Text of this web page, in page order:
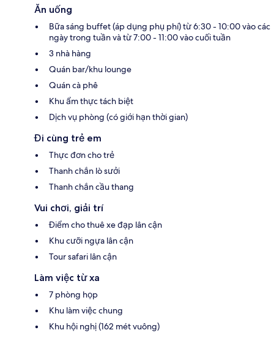
Ăn uống
Bữa sáng buffet (áp dụng phụ phí) từ 6:30 - 10:00 vào các
ngày trong tuần và từ 7:00 - 11:00 vào cuối tuần
3 nhà hàng
Quán bar/khu lounge
Quán cà phê
Khu ẩm thực tách biệt
Dịch vụ phòng (có giới hạn thời gian)
Đi cùng trẻ em
Thực đơn cho trẻ
Thanh chắn lò sưởi
Thanh chắn cầu thang
Vui chơi, giải trí
Điểm cho thuê xe đạp lân cận
Khu cưỡi ngựa lân cận
Tour safari lân cận
Làm việc từ xa
7 phòng họp
Khu làm việc chung
Khu hội nghị (162 mét vuông)